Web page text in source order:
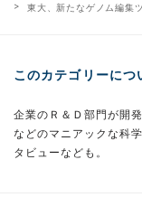
東大、新たなゲノム編集
このカテゴリーにつ
企業のＲ＆Ｄ部門が開
などのマニアックな科
タビューなども。